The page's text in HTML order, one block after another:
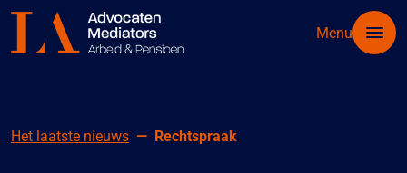
Menu
Het laatste nieuws Rechtspraak